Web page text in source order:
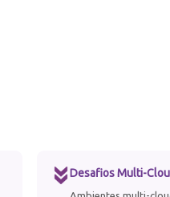
Desafios Multi-